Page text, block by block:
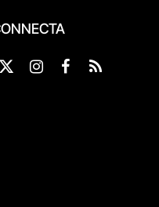
X
Instagram
Facebook
RSS